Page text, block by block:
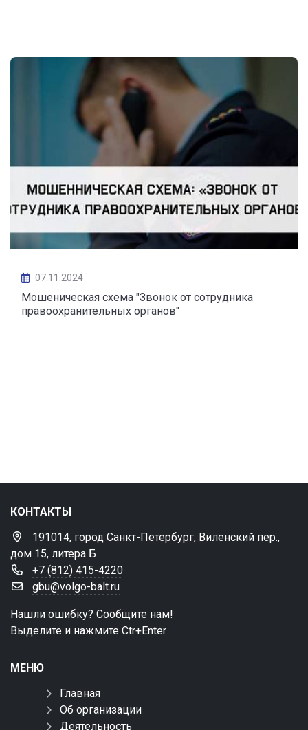
07.11.2024
Мошеническая схема "Звонок от сотрудника
правоохранительных органов"
КОНТАКТЫ
191014, город Санкт-Петербург, Виленский пер.,
дом 15, литера Б
+7 (812) 415-4220
gbu@volgo-balt.ru
Нашли ошибку? Сообщите нам!
Выделите и нажмите Ctr+Enter
МЕНЮ
Главная
Об организации
Деятельность